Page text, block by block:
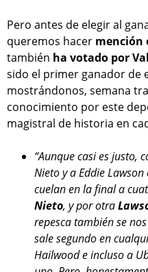
Pero antes de elegir al
queremos hacer mención
también ha votado por
sido el primer ganador de
mostrándonos, semana
conocimiento por este
magistral de historia en
“Aunque casi es justo,
Nieto y a Eddie
cuelan en la final a
Nieto, y por otra
repesca también se
sale segundo en
Hailwood e incluso a